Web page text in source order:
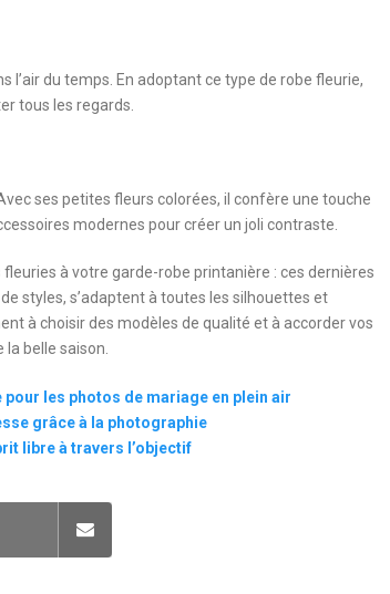
l’air du temps. En adoptant ce type de robe fleurie,
tous les regards.
ses petites fleurs colorées, il confère une touche
modernes pour créer un joli contraste.
à votre garde-robe printanière : ces dernières
styles, s’adaptent à toutes les silhouettes et
à choisir des modèles de qualité et à accorder vos
belle saison.
les photos de mariage en plein air
grâce à la photographie
libre à travers l’objectif